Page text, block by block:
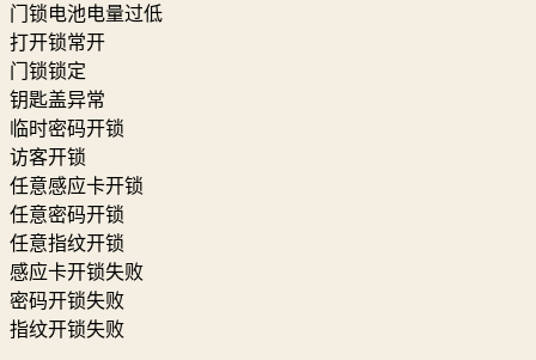
门锁电池电量过低
打开锁常开
门锁锁定
钥匙盖异常
临时密码开锁
访客开锁
任意感应卡开锁
任意密码开锁
任意指纹开锁
感应卡开锁失败
密码开锁失败
指纹开锁失败